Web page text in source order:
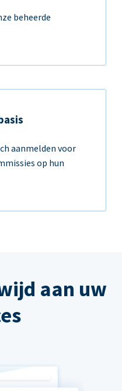
beheerde
aanmelden voor
op hun
aan uw